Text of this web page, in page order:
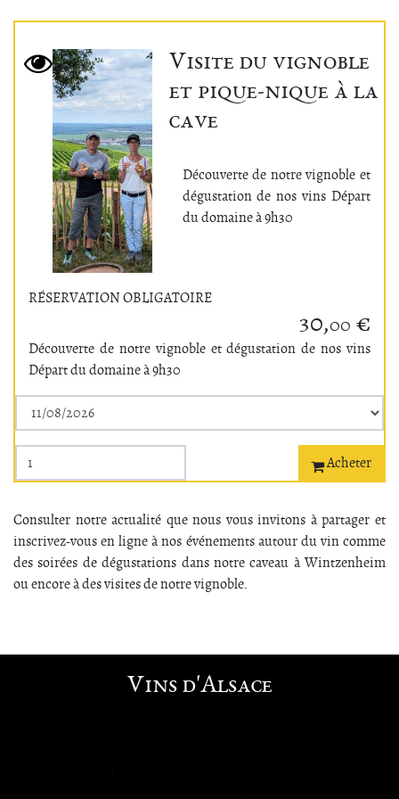
Visite du vignoble
et pique-nique à la
cave
Découverte de notre vignoble et
dégustation de nos vins Départ
du domaine à 9h30
RÉSERVATION OBLIGATOIRE
30,00 €
Découverte de notre vignoble et dégustation de nos vins
Départ du domaine à 9h30
Acheter
Consulter notre actualité que nous vous invitons à partager et
inscrivez-vous en ligne à nos événements autour du vin comme
des soirées de dégustations dans notre caveau à Wintzenheim
ou encore à des visites de notre vignoble.
Vins d'Alsace